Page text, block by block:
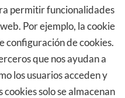
permitir funcionalidades
Por ejemplo, la cookie
configuración de cookies.
que nos ayudan a
los usuarios acceden y
solo se almacenan